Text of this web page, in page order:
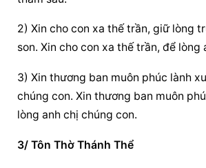
2) Xin cho con xa thế trần, giữ lòng
son. Xin cho con xa thế trần, để lòng
3) Xin thương ban muôn phúc lành
chúng con. Xin thương ban muôn
lòng anh chị chúng con.
3/ Tôn Thờ Thánh Thể